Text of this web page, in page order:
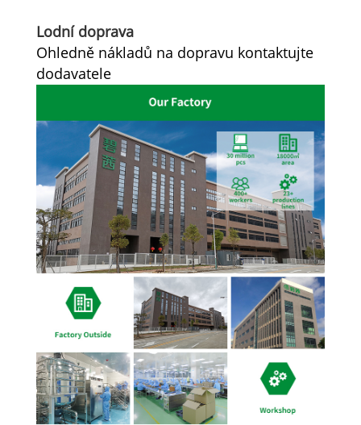
Lodní doprava
Ohledně nákladů na dopravu kontaktujte
dodavatele